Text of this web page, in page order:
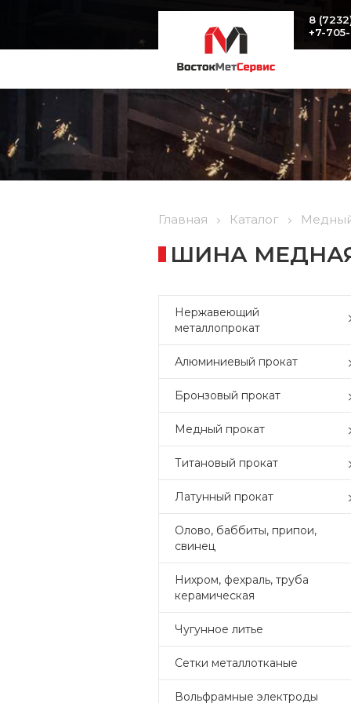
8
+7-
Главная Каталог
ШИНА
Нержавеющий
металлопрокат
Алюминиевый прокат
Бронзовый прокат
Медный прокат
Титановый прокат
Латунный прокат
Олово, баббиты, припои,
свинец
Нихром, фехраль, труба
керамическая
Чугунное литье
Сетки металлотканые
Вольфрамные электроды